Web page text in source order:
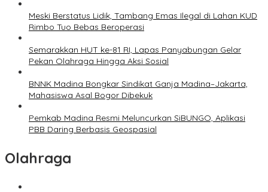
Meski Berstatus Lidik, Tambang Emas Ilegal di Lahan KUD
Rimbo Tuo Bebas Beroperasi
Semarakkan HUT ke-81 RI, Lapas Panyabungan Gelar
Pekan Olahraga Hingga Aksi Sosial
BNNK Madina Bongkar Sindikat Ganja Madina–Jakarta,
Mahasiswa Asal Bogor Dibekuk
Pemkab Madina Resmi Meluncurkan SiBUNGO, Aplikasi
PBB Daring Berbasis Geospasial
Olahraga